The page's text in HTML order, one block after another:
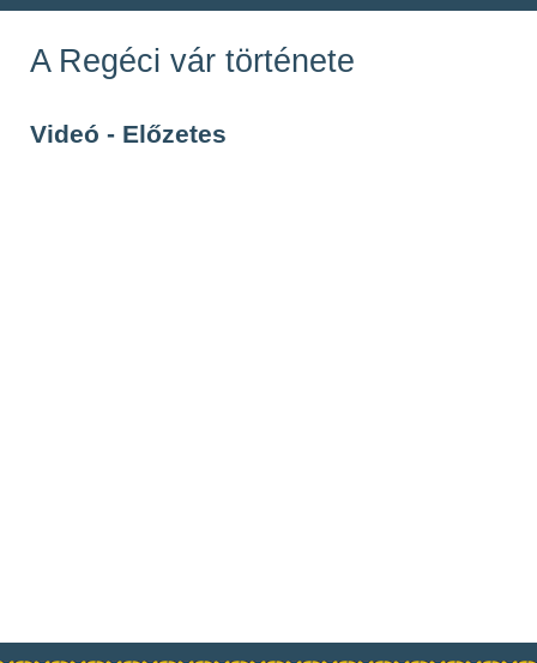
A Regéci vár története
Videó - Előzetes